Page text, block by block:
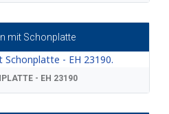
mit Schonplatte
- EH 23190